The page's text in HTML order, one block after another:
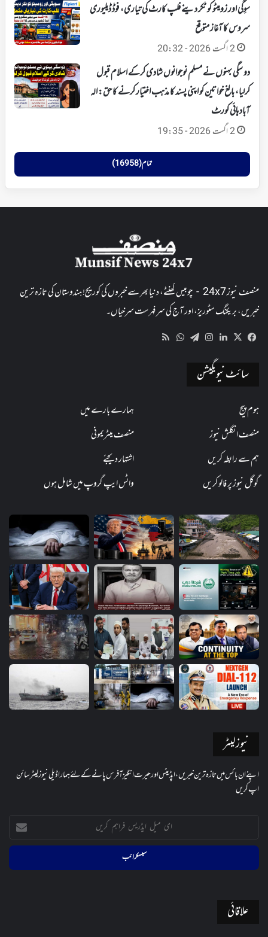
سوِگّی اور زومیٹو کو ٹکر دینے فلپ کارٹ کی تیاری، فوڈ ڈیلیوری
سروس کا آغاز متوقع
2 اگست 2026 - 20:32
دو سگی بہنوں نے مسلم نوجوانوں شادی کرکے اسلام قبول
کرلیا، بالغ خواتین کو اپنی پسند کا مذہب اختیار کرنے کا حق: الہ
آباد ہائی کورٹ
2 اگست 2026 - 19:35
تمام (16958)
منصف نیوز 24x7 - چوبیس گھنٹے، دنیا بھر سے خبروں کی کوریج! ہندوستان کی تازہ ترین
خبریں، بریکنگ سٹوریز، اور آج کی سرفہرست سرخیاں۔
Facebook
X
LinkedIn
Instagram
Telegram
WhatsApp
سائٹ نیویگیشن
ہوم پیج
ہمارے بارے میں
منصف انگلش نیوز
منصف میٹریمونی
ہم سے رابطہ کریں
اشتہار دیجئے
گوگل نیوز پر فالو کریں
واٹس ایپ گروپ میں شامل ہوں
نیوز لیٹر
اپنے ان باکس میں تازہ ترین خبریں، اپڈیٹس اور حیرت انگیز آفرس پانے کے لئے ہمارا ڈیلی نیوز لیٹر سائن
اپ کریں
ایڈریس
کریں
علاقائی